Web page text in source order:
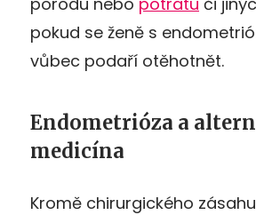
pokud se ženě s
vůbec podaří otěhotnět.
Endometrióza a
medicína
Kromě chirurgického